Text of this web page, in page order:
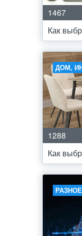
1467
Как
ДОМ,
1288
Как
РАЗНОЕ